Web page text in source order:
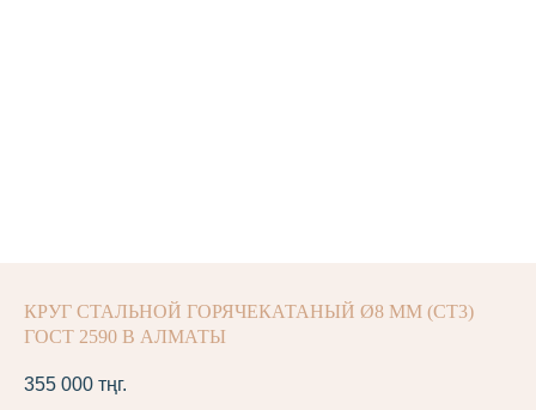
КРУГ СТАЛЬНОЙ ГОРЯЧЕКАТАНЫЙ Ø8 ММ (СТ3)
ГОСТ 2590 В АЛМАТЫ
355 000 тңг.